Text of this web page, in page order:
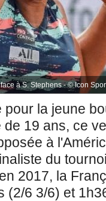
à S. Stephens - © Icon
pour la jeune
19 ans, ce
à
du
2017, la
(2/6 3/6) et